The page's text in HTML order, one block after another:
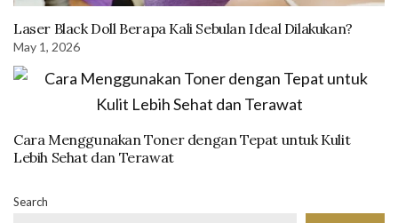
Laser Black Doll Berapa Kali Sebulan Ideal Dilakukan?
May 1, 2026
Cara Menggunakan Toner dengan Tepat untuk Kulit
Lebih Sehat dan Terawat
Search